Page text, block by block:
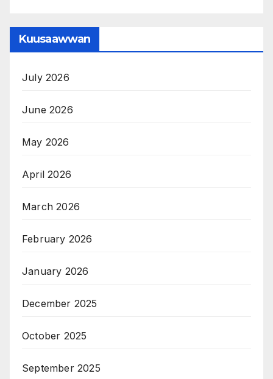
Kuusaawwan
July 2026
June 2026
May 2026
April 2026
March 2026
February 2026
January 2026
December 2025
October 2025
September 2025